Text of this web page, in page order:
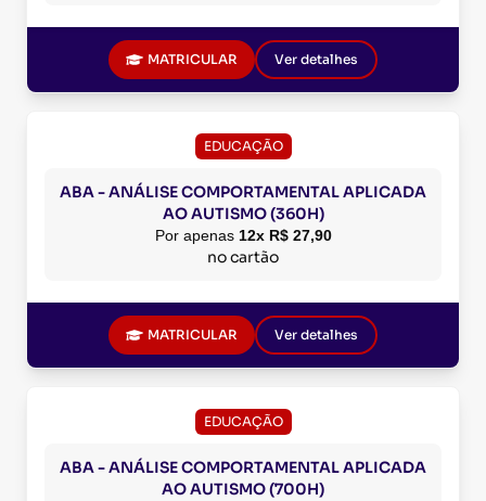
MATRICULAR Ver detalhes
EDUCAÇÃO
ABA - ANÁLISE COMPORTAMENTAL APLICADA
AO AUTISMO (360H)
Por apenas 12x R$ 27,90
no cartão
MATRICULAR Ver detalhes
EDUCAÇÃO
ABA - ANÁLISE COMPORTAMENTAL APLICADA
AO AUTISMO (700H)